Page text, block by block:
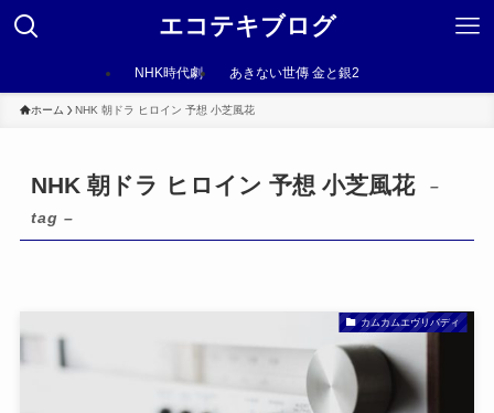
エコテキブログ
NHK時代劇 あきない世傳 金と銀2
ホーム NHK 朝ドラ ヒロイン 予想 小芝風花
NHK 朝ドラ ヒロイン 予想 小芝風花
–
tag –
カムカムエヴリバディ